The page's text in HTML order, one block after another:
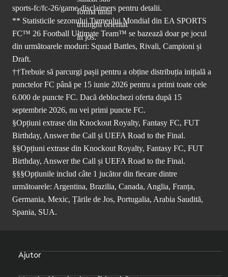
sports-fc/fc-26/game-disclaimers pentru detalii.
** Statisticile sezonului Turneului Mondial din EA SPORTS
FC™ 26 Football Ultimate Team™ se bazează doar pe jocul
din următoarele moduri: Squad Battles, Rivali, Campioni și
Draft.
††Trebuie să parcurgi pașii pentru a obține distribuția inițială a
punctelor FC până pe 15 iunie 2026 pentru a primi toate cele
6.000 de puncte FC. Dacă deblochezi oferta după 15
septembrie 2026, nu vei primi puncte FC.
§Opțiuni extrase din Knockout Royalty, Fantasy FC, FUT
Birthday, Answer the Call și UEFA Road to the Final.
§§Opțiuni extrase din Knockout Royalty, Fantasy FC, FUT
Birthday, Answer the Call și UEFA Road to the Final.
§§§Opțiunile includ câte 1 jucător din fiecare dintre
următoarele: Argentina, Brazilia, Canada, Anglia, Franța,
Germania, Mexic, Țările de Jos, Portugalia, Arabia Saudită,
Spania, SUA.
Ajutor